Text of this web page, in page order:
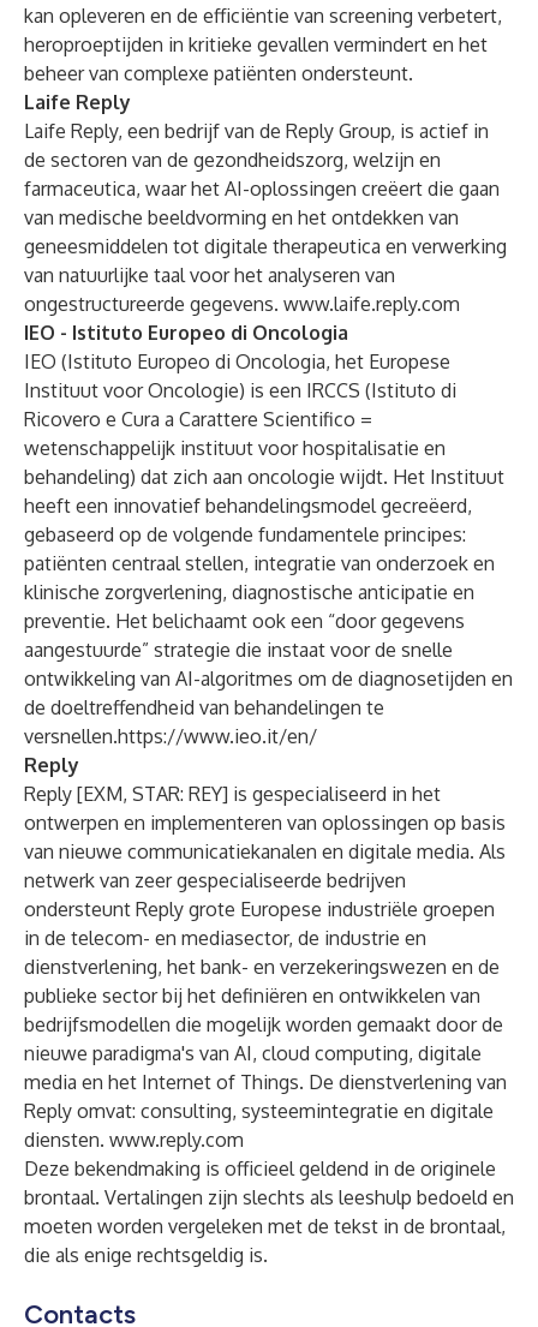
kan opleveren en de efficiëntie van screening verbetert,
heroproeptijden in kritieke gevallen vermindert en het
beheer van complexe patiënten ondersteunt.
Laife Reply
Laife Reply, een bedrijf van de Reply Group, is actief in
de sectoren van de gezondheidszorg, welzijn en
farmaceutica, waar het AI-oplossingen creëert die gaan
van medische beeldvorming en het ontdekken van
geneesmiddelen tot digitale therapeutica en verwerking
van natuurlijke taal voor het analyseren van
ongestructureerde gegevens. www.laife.reply.com
IEO - Istituto Europeo di Oncologia
IEO (Istituto Europeo di Oncologia, het Europese
Instituut voor Oncologie) is een IRCCS (Istituto di
Ricovero e Cura a Carattere Scientifico =
wetenschappelijk instituut voor hospitalisatie en
behandeling) dat zich aan oncologie wijdt. Het Instituut
heeft een innovatief behandelingsmodel gecreëerd,
gebaseerd op de volgende fundamentele principes:
patiënten centraal stellen, integratie van onderzoek en
klinische zorgverlening, diagnostische anticipatie en
preventie. Het belichaamt ook een “door gegevens
aangestuurde” strategie die instaat voor de snelle
ontwikkeling van AI-algoritmes om de diagnosetijden en
de doeltreffendheid van behandelingen te
versnellen.https://www.ieo.it/en/
Reply
Reply [EXM, STAR: REY] is gespecialiseerd in het
ontwerpen en implementeren van oplossingen op basis
van nieuwe communicatiekanalen en digitale media. Als
netwerk van zeer gespecialiseerde bedrijven
ondersteunt Reply grote Europese industriële groepen
in de telecom- en mediasector, de industrie en
dienstverlening, het bank- en verzekeringswezen en de
publieke sector bij het definiëren en ontwikkelen van
bedrijfsmodellen die mogelijk worden gemaakt door de
nieuwe paradigma's van AI, cloud computing, digitale
media en het Internet of Things. De dienstverlening van
Reply omvat: consulting, systeemintegratie en digitale
diensten. www.reply.com
Deze bekendmaking is officieel geldend in de originele
brontaal. Vertalingen zijn slechts als leeshulp bedoeld en
moeten worden vergeleken met de tekst in de brontaal,
die als enige rechtsgeldig is.
Contacts